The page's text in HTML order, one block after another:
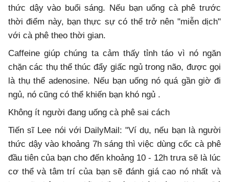
thức dậy vào buổi sáng. Nếu bạn uống cà phê trước
thời điểm này, bạn thực sự có thể trở nên "miễn dịch"
với cà phê theo thời gian.
Caffeine giúp chúng ta cảm thấy tỉnh táo vì nó ngăn
chặn các thụ thể thúc đẩy giấc ngủ trong não, được gọi
là thụ thể adenosine. Nếu bạn uống nó quá gần giờ đi
ngủ, nó cũng có thể khiến bạn khó ngủ .
Không ít người đang uống cà phê sai cách
Tiến sĩ Lee nói với DailyMail: "Ví dụ, nếu bạn là người
thức dậy vào khoảng 7h sáng thì việc dùng cốc cà phê
đầu tiên của bạn cho đến khoảng 10 - 12h trưa sẽ là lúc
cơ thể và tâm trí của bạn sẽ đánh giá cao nó nhất và